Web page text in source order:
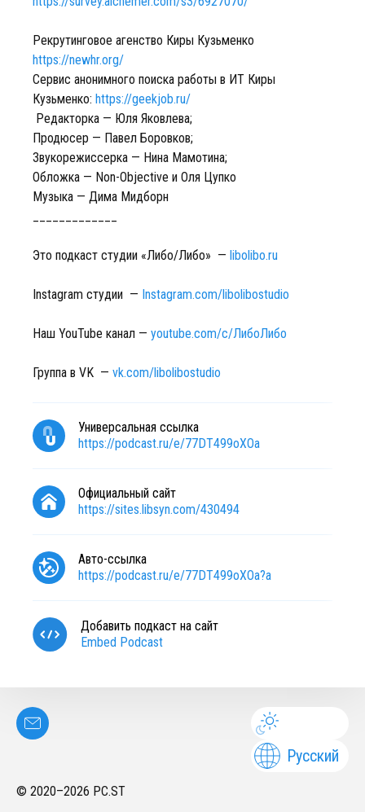
Рекрутинговое агенство Киры Кузьменко
https://newhr.org/
Cервис анонимного поиска работы в ИТ Киры
Кузьменко: https://geekjob.ru/
Редакторка — Юля Яковлева;
Продюсер — Павел Боровков;
Звукорежиссерка — Нина Мамотина;
Обложка — Non-Objective и Оля Цупко
Музыка — Дима Мидборн
Это подкаст студии «Либо/Либо» — libolibo.ru
Instagram студии — Instagram.com/libolibostudio
Наш YouTube канал — youtube.com/c/ЛибоЛибо
Группа в VK — vk.com/libolibostudio
Универсальная ссылка
https://podcast.ru/e/77DT499oXOa
Официальный сайт
https://sites.libsyn.com/430494
Авто-ссылка
https://podcast.ru/e/77DT499oXOa?a
Добавить подкаст на сайт
Embed Podcast
Русский
© 2020–2026 PC.ST